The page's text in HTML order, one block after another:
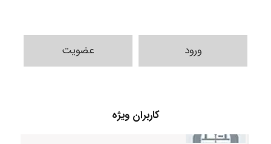
ورود عضویت
کاربران ویژه